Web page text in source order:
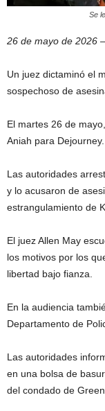
Se
26 de mayo de 2026
Un juez dictaminó el
sospechoso de
El martes 26 de
Aniah para Dejourney.
Las autoridades
y lo acusaron de
estrangulamiento de
El juez Allen May
los motivos por los
libertad bajo fianza.
En la audiencia
Departamento de
Las autoridades
en una bolsa de
del condado de